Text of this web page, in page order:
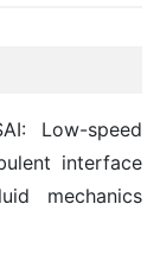
Low-speed
interface
mechanics